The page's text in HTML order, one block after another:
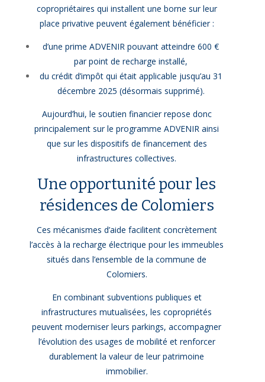
copropriétaires qui installent une borne sur leur
place privative peuvent également bénéficier :
d’une prime ADVENIR pouvant atteindre 600 €
par point de recharge installé,
du crédit d’impôt qui était applicable jusqu’au 31
décembre 2025 (désormais supprimé).
Aujourd’hui, le soutien financier repose donc
principalement sur le programme ADVENIR ainsi
que sur les dispositifs de financement des
infrastructures collectives.
Une opportunité pour les
résidences de Colomiers
Ces mécanismes d’aide facilitent concrètement
l’accès à la recharge électrique pour les immeubles
situés dans l’ensemble de la commune de
Colomiers.
En combinant subventions publiques et
infrastructures mutualisées, les copropriétés
peuvent moderniser leurs parkings, accompagner
l’évolution des usages de mobilité et renforcer
durablement la valeur de leur patrimoine
immobilier.